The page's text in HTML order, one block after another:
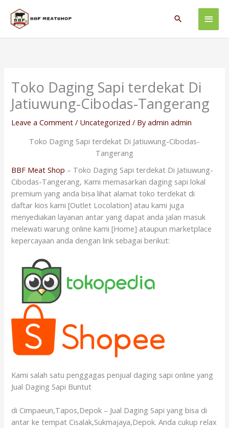
content
Main
Search
Toko Daging Sapi terdekat Di
Jatiuwung-Cibodas-Tangerang
Leave a Comment / Uncategorized / Byadmin admin
Toko Daging Sapi terdekat Di Jatiuwung-Cibodas-
Tangerang
BBF Meat Shop – Toko Daging Sapi terdekat Di Jatiuwung-
Cibodas-Tangerang, Kami memasarkan daging sapi lokal
premium yang anda bisa lihat alamat toko terdekat di
daftar kios kami [Outlet Locolation] atau kami juga
menyediakan layanan antar yang dapat anda jalan masuk
melewati warung online kami [Home] ataupun marketplace
kepercayaan anda dengan link sebagai berikut:
Kami salah satu penggagas penjual daging sapi online yang
Jual Daging Sapi Buntut
di Cimpaeun,Tapos,Depok – Jual Daging Sapi yang bisa di
antar ke tempat Cisalak,Sukmajaya,Depok. Anda cukup relax